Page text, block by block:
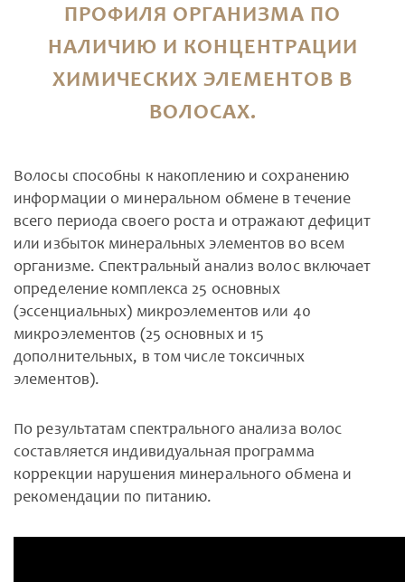
ПРОФИЛЯ ОРГАНИЗМА ПО
НАЛИЧИЮ И КОНЦЕНТРАЦИИ
ХИМИЧЕСКИХ ЭЛЕМЕНТОВ В
ВОЛОСАХ.
Волосы способны к накоплению и сохранению
информации о минеральном обмене в течение
всего периода своего роста и отражают дефицит
или избыток минеральных элементов во всем
организме. Спектральный анализ волос включает
определение комплекса 25 основных
(эссенциальных) микроэлементов или 40
микроэлементов (25 основных и 15
дополнительных, в том числе токсичных
элементов).
По результатам спектрального анализа волос
составляется индивидуальная программа
коррекции нарушения минерального обмена и
рекомендации по питанию.